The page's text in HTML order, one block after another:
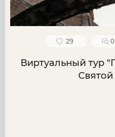
29 0
Виртуальный тур